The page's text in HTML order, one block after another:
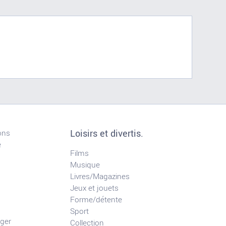
Loisirs et divertis.
Films
Musique
Livres/Magazines
Jeux et jouets
Forme/détente
Sport
Collection